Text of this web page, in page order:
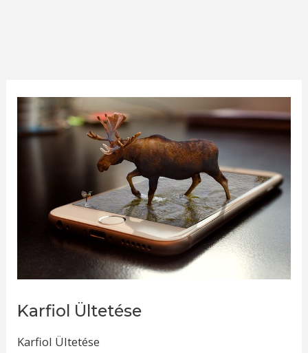
Karfiol Ültetése
Karfiol Ültetése